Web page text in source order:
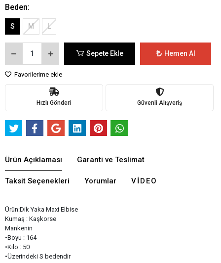
Beden:
S M L
Sepete Ekle Hemen Al
Favorilerime ekle
Hızlı Gönderi Güvenli Alışveriş
Ürün Açıklaması Garanti ve Teslimat
Taksit Seçenekleri Yorumlar VIDEO
Ürün:Dik Yaka Maxi Elbise
Kumaş : Kaşkorse
Mankenin
•Boyu : 164
•Kilo : 50
•Üzerindeki S bedendir